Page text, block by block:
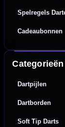
Spelregels
Cadeaubonnen
Categorieën
Dartpijlen
Dartborden
Soft Tip Darts